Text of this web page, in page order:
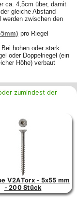
ca. 4,5cm über, damit
gleiche Abstand
werden zwischen den
pro Riegel
hohen oder stark
oder Doppelriegel (ein
Höhe) verbaut
zumindest der
V2ATorx - 5x55 mm
- 200 Stück